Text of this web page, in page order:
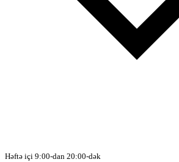
Həftə içi 9:00-dan 20:00-dək